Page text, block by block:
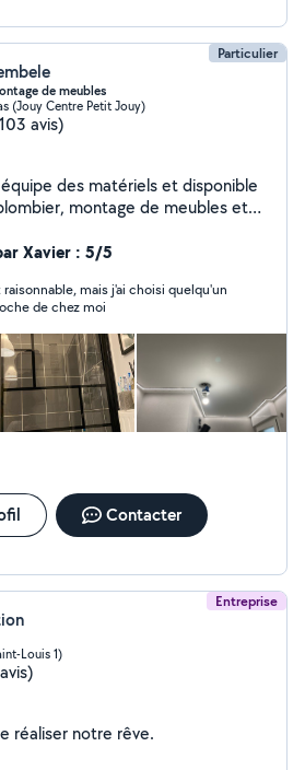
Particulier
de meubles
(Jouy Centre Petit Jouy)
avis)
des matériels et disponible
montage de meubles et
Xavier : 5/5
mais j'ai choisi quelqu'un
de chez moi
Contacter
Entreprise
Louis 1)
réaliser notre rêve.